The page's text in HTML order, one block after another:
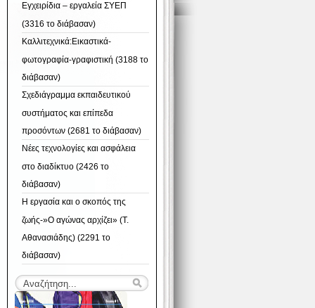
Εγχειρίδια – εργαλεία ΣΥΕΠ
(3316 το διάβασαν)
Καλλιτεχνικά:Εικαστικά-
φωτογραφία-γραφιστική (3188 το
διάβασαν)
Σχεδιάγραμμα εκπαιδευτικού
συστήματος και επίπεδα
προσόντων (2681 το διάβασαν)
Νέες τεχνολογίες και ασφάλεια
στο διαδίκτυο (2426 το
διάβασαν)
Η εργασία και ο σκοπός της
ζωής-»Ο αγώνας αρχίζει» (Τ.
Αθανασιάδης) (2291 το
διάβασαν)